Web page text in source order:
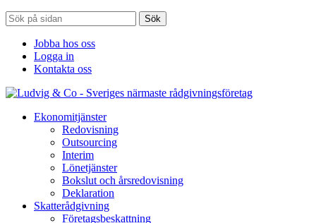
Sök
Jobba hos oss
Logga in
Kontakta oss
Ekonomitjänster
Redovisning
Outsourcing
Interim
Lönetjänster
Bokslut och årsredovisning
Deklaration
Skatterådgivning
Företagsbeskattning